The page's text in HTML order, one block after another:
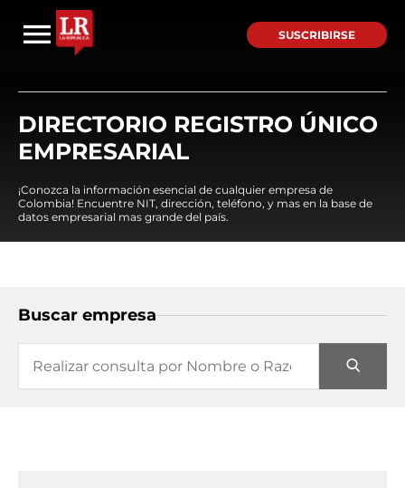
SUSCRIBIRSE
DIRECTORIO REGISTRO ÚNICO
EMPRESARIAL
¡Conozca la información esencial de cualquier empresa de
Colombia! Encuentre NIT, dirección, teléfono, y mas en la base de
datos empresarial mas grande del país.
Buscar empresa